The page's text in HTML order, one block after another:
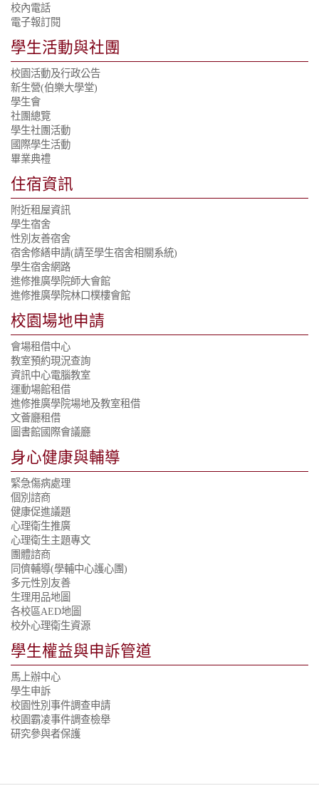
校內電話
電子報訂閱
學生活動與社團
校園活動及行政公告
新生營(伯樂大學堂)
學生會
社團總覽
學生社團活動
國際學生活動
畢業典禮
住宿資訊
附近租屋資訊
學生宿舍
性別友善宿舍
宿舍修繕申請(請至學生宿舍相關系統)
學生宿舍網路
進修推廣學院師大會館
進修推廣學院林口樸樓會館
校園場地申請
會場租借中心
教室預約現況查詢
資訊中心電腦教室
運動場館租借
進修推廣學院場地及教室租借
文薈廳租借
圖書館國際會議廳
身心健康與輔導
緊急傷病處理
個別諮商
健康促進議題
心理衛生推廣
心理衛生主題專文
團體諮商
同儕輔導(學輔中心護心團)
多元性別友善
生理用品地圖
各校區AED地圖
校外心理衛生資源
學生權益與申訴管道
馬上辦中心
學生申訴
校園性別事件調查申請
校園霸凌事件調查檢舉
研究參與者保護